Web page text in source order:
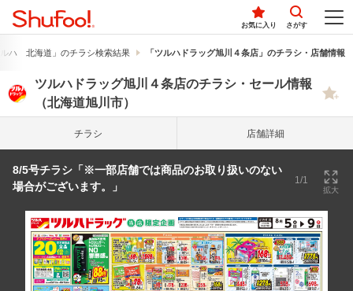
お気に入り さがす
ハ 北海道」のチラシ検索結果 「ツルハドラッグ旭川４条店」のチラシ・店舗情報
ツルハドラッグ旭川４条店のチラシ・セール情報
（北海道旭川市）
チラシ 店舗詳細
8/5号チラシ「※一部店舗では商品のお取り扱いのない
場合がございます。」
1/1
拡大